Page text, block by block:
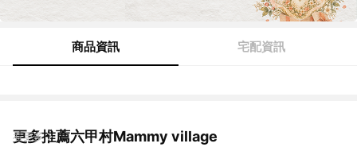
商品資訊 宅配資訊
更多推薦六甲村Mammy village
看更多